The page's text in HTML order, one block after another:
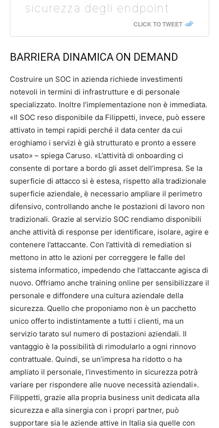
sicurezza degli endpoint
CLICK TO TWEET
BARRIERA DINAMICA ON DEMAND
Costruire un SOC in azienda richiede investimenti
notevoli in termini di infrastrutture e di personale
specializzato. Inoltre l’implementazione non è immediata.
«Il SOC reso disponibile da Filippetti, invece, può essere
attivato in tempi rapidi perché il data center da cui
eroghiamo i servizi è già strutturato e pronto a essere
usato» – spiega Caruso. «L’attività di onboarding ci
consente di portare a bordo gli asset dell’impresa. Se la
superficie di attacco si è estesa, rispetto alla tradizionale
superficie aziendale, è necessario ampliare il perimetro
difensivo, controllando anche le postazioni di lavoro non
tradizionali. Grazie al servizio SOC rendiamo disponibili
anche attività di response per identificare, isolare, agire e
contenere l’attaccante. Con l’attività di remediation si
mettono in atto le azioni per correggere le falle del
sistema informatico, impedendo che l’attaccante agisca di
nuovo. Offriamo anche training online per sensibilizzare il
personale e diffondere una cultura aziendale della
sicurezza. Quello che proponiamo non è un pacchetto
unico offerto indistintamente a tutti i clienti, ma un
servizio tarato sul numero di postazioni aziendali. Il
vantaggio è la possibilità di rimodularlo a ogni rinnovo
contrattuale. Quindi, se un’impresa ha ridotto o ha
ampliato il personale, l’investimento in sicurezza potrà
variare per rispondere alle nuove necessità aziendali».
Filippetti, grazie alla propria business unit dedicata alla
sicurezza e alla sinergia con i propri partner, può
supportare sia le aziende attive in Italia sia quelle con